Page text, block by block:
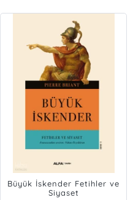
Büyük İskender Fetihler ve
Siyaset